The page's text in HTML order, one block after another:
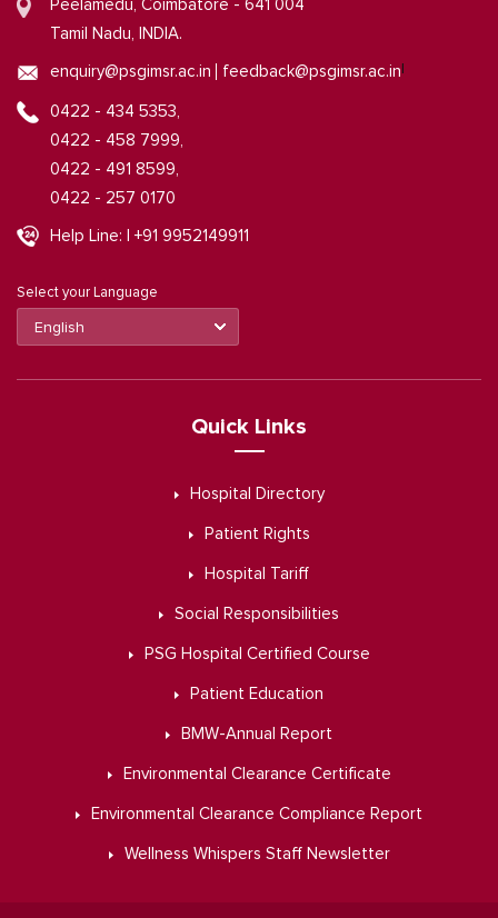
Peelamedu, Coimbatore - 641 004
Tamil Nadu, INDIA.
enquiry@psgimsr.ac.in feedback@psgimsr.ac.in
0422 - 434 5353,
0422 - 458 7999,
0422 - 491 8599,
0422 - 257 0170
Help Line: | +91 9952149911
Select your Language
Quick Links
Hospital Directory
Patient Rights
Hospital Tariff
Social Responsibilities
PSG Hospital Certified Course
Patient Education
BMW-Annual Report
Environmental Clearance Certificate
Environmental Clearance Compliance Report
Wellness Whispers Staff Newsletter